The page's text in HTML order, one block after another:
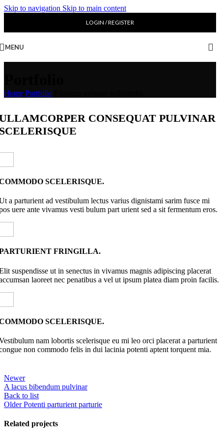
Skip to navigation Skip to main content
LOGIN / REGISTER
MENU
Home Portfolio
CONSEQUAT PULVINAR
SCELERISQUE.
a parturient ad vestibulum lectus varius dignistami sarim fusce mi
uere ante vivamus vesti bulum part urient sed a sit fermentum eros.
FRINGILLA.
suspendisse ut in senectus in vivamus magnis adipiscing placerat
laoreet nec penatibus a vel ut ipsum platea diam proin facilis.
SCELERISQUE.
nam lobortis scelerisque eu mi leo orci placerat a parturient
non commodo felis in dui lacinia potenti aptent torquent mia.
Newer
A lacus bibendum pulvinar
Back to list
Older Potenti parturient parturie
Related projects